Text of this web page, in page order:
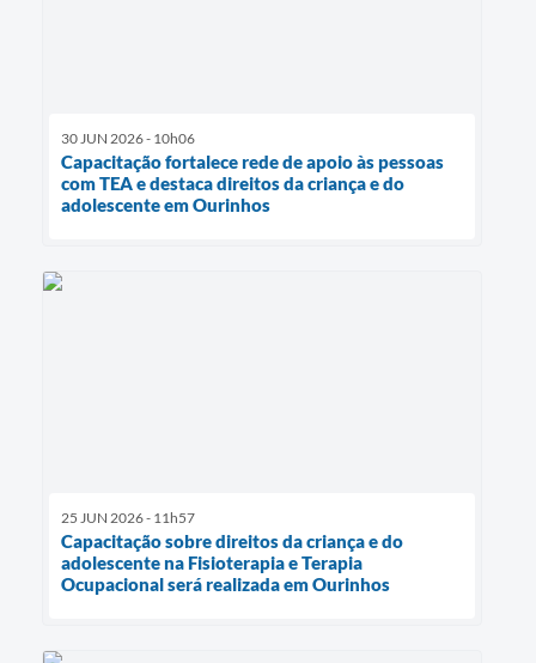
30 JUN 2026 - 10h06
Capacitação fortalece rede de apoio às pessoas
com TEA e destaca direitos da criança e do
adolescente em Ourinhos
25 JUN 2026 - 11h57
Capacitação sobre direitos da criança e do
adolescente na Fisioterapia e Terapia
Ocupacional será realizada em Ourinhos